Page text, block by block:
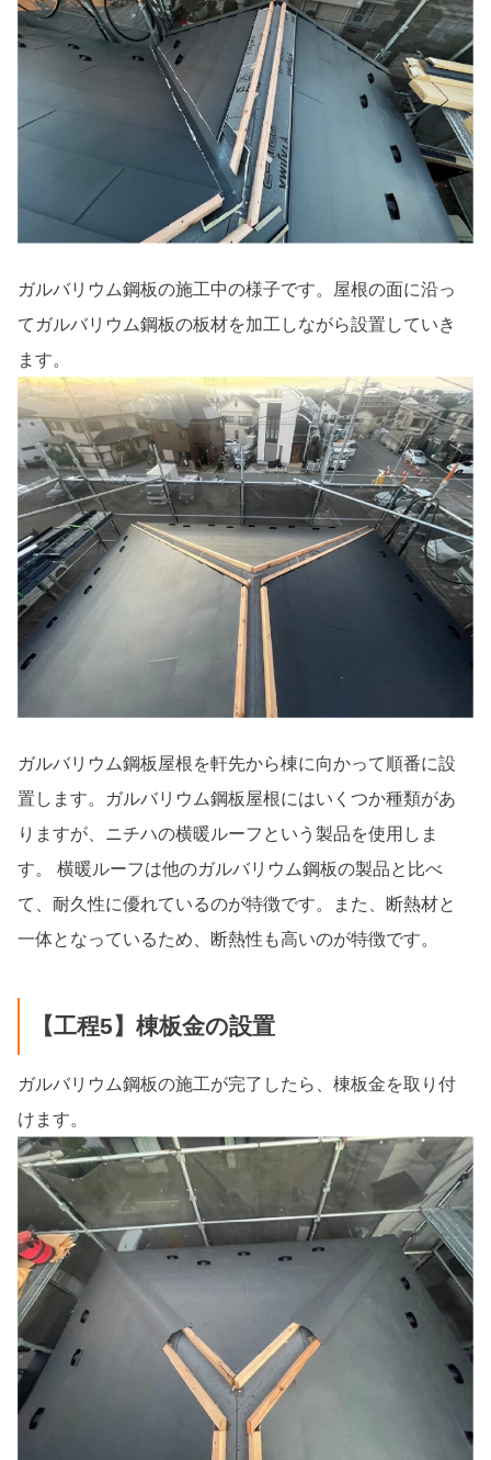
ガルバリウム鋼板の施工中の様子です。屋根の面に沿っ
てガルバリウム鋼板の板材を加工しながら設置していき
ます。
ガルバリウム鋼板屋根を軒先から棟に向かって順番に設
置します。ガルバリウム鋼板屋根にはいくつか種類があ
りますが、ニチハの横暖ルーフという製品を使用しま
す。 横暖ルーフは他のガルバリウム鋼板の製品と比べ
て、耐久性に優れているのが特徴です。また、断熱材と
一体となっているため、断熱性も高いのが特徴です。
【工程5】棟板金の設置
ガルバリウム鋼板の施工が完了したら、棟板金を取り付
けます。